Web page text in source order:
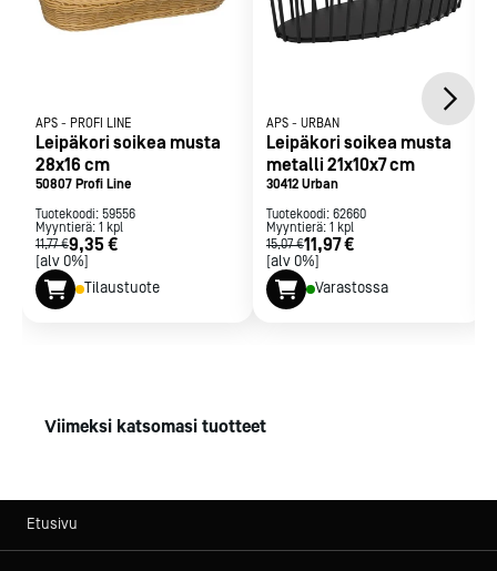
APS - PROFI LINE
Leipäkori soikea musta
28x16 cm
50807 Profi Line
Tuotekoodi: 59556
Myyntierä: 1 kpl
11,77 €9,35 €
[alv 0%]
Tilaustuote
APS - URBAN
Leipäkori soikea musta
metalli 21x10x7 cm
30412 Urban
Tuotekoodi: 62660
Myyntierä: 1 kpl
15,07 €11,97 €
[alv 0%]
Varastossa
Viimeksi katsomasi tuotteet
Etusivu